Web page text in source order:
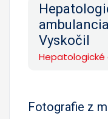
Vyskočil
Hepatologické
Fotografie z